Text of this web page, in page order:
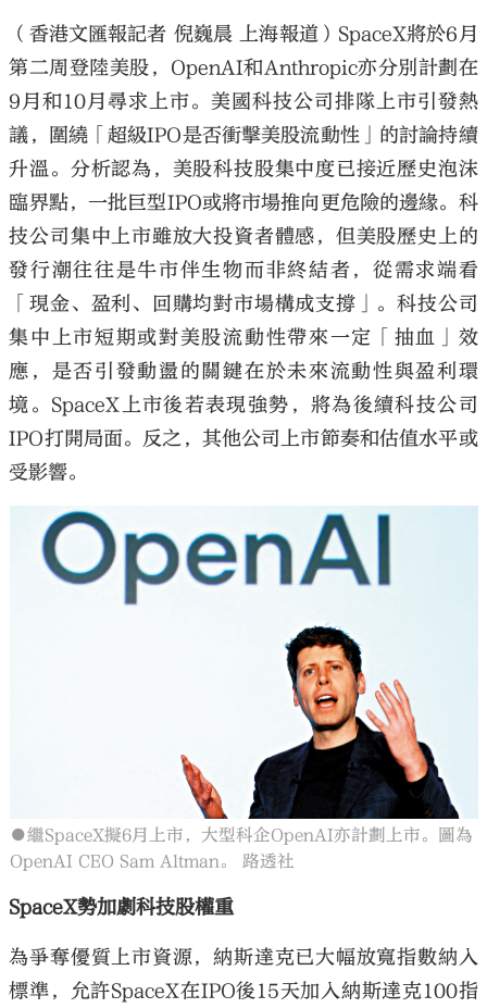
（香港文匯報記者 倪巍晨 上海報道）SpaceX將於6月
第二周登陸美股，OpenAI和Anthropic亦分別計劃在
9月和10月尋求上市。美國科技公司排隊上市引發熱
議，圍繞「超級IPO是否衝擊美股流動性」的討論持續
升溫。分析認為，美股科技股集中度已接近歷史泡沫
臨界點，一批巨型IPO或將市場推向更危險的邊緣。科
技公司集中上市雖放大投資者體感，但美股歷史上的
發行潮往往是牛市伴生物而非終結者，從需求端看
「現金、盈利、回購均對市場構成支撐」。科技公司
集中上市短期或對美股流動性帶來一定「抽血」效
應，是否引發動盪的關鍵在於未來流動性與盈利環
境。SpaceX上市後若表現強勢，將為後續科技公司
IPO打開局面。反之，其他公司上市節奏和估值水平或
受影響。
●繼SpaceX擬6月上市，大型科企OpenAI亦計劃上市。圖為
OpenAI CEO Sam Altman。 路透社
SpaceX勢加劇科技股權重
為爭奪優質上市資源，納斯達克已大幅放寬指數納入
標準，允許SpaceX在IPO後15天加入納斯達克100指